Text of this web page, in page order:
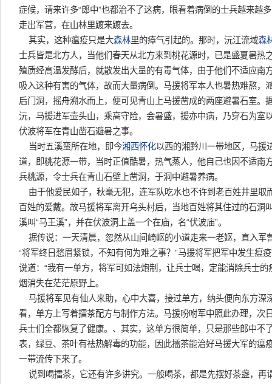
症候，请来许多“郎中”也都治不了这病，眼看着病倒的士兵越来越
走出军营，在山林里踱来踱去。
其实，这种瘟疫只是大森林里的瘴气引起的。那时，沅江流域森
士兵皆是北方人，当他们春天从北方来到桃花源时，已是盛夏暑热
殖质经高温发酵后，就散发出大量的有毒气体，由于他们不适应南
吸入这种有害的气体，故而大量病倒。马援将军本人也暑热难熬，
后门洞，摇舟溯水而上，便可见青山上马援凿成的两座避暑石室。
沅，马援进军壶头山，乘高守险，会暑盛，援亦中病，乃穿石为室
伏波将军在青山凿石避暑之事。
当时五溪蛮所在地，即今湘西怀化以西的湘黔川一带地区，马援
道，即桃花源一带，当时正值酷暑，热气蒸人，他自己也因不适南
兵桃源，令士兵在青山石壁上凿洞，于洞中避暑养病。
由于他爱民如子，秋毫无犯，连军队吃水也不许到老百姓井里取
百姓的爱戴。故马援将军离开乌头村后，当地百姓将其住过的石洞
溪叫“马王溪”，并在伏波洞上盖一个在庙，名“伏波庙”。
据传说：一天清晨，忽然从山间崎岖的小道走来一老妪，直入军
“将军终日愁眉紧锁，不知有何为难之事？”马援将军把军中发生瘟
说道：“我有一单方，将军可如法炮制，让兵士喝，定能消除兵士的
烟消失在茫茫原野上。
马援将军见有仙人来助，心中大喜，接过单方，纳头便向东方深
看，单方上写着擂茶配方与制作方法。马援吩咐军中照此办理，次
兵士们全都恢复了健康。、其实，这单方很简单，只是那些郎中不
表，绿豆、茶叶有祛热解毒的功能，因此擂茶能治好马援大军的瘟
一带流传下来了。
说到喝擂茶，它还有许多讲究。一般喝茶，都是先摆好茶盏，再